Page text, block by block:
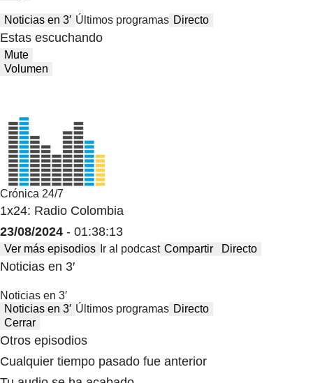
Noticias en 3′ Últimos programas Directo
Estas escuchando
Mute
Volumen
Crónica 24/7
1x24: Radio Colombia
23/08/2024 - 01:38:13
Ver más episodios Ir al podcast Compartir Directo
Noticias en 3′
Noticias en 3′
Noticias en 3′ Últimos programas Directo
Cerrar
Otros episodios
Cualquier tiempo pasado fue anterior